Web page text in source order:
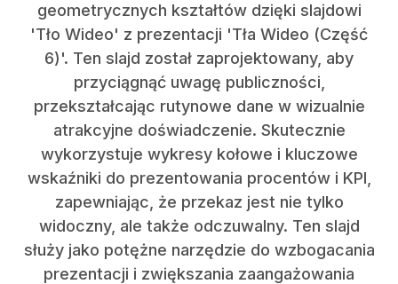
geometrycznych kształtów dzięki slajdowi
'Tło Wideo' z prezentacji 'Tła Wideo (Część
6)'. Ten slajd został zaprojektowany, aby
przyciągnąć uwagę publiczności,
przekształcając rutynowe dane w wizualnie
atrakcyjne doświadczenie. Skutecznie
wykorzystuje wykresy kołowe i kluczowe
wskaźniki do prezentowania procentów i KPI,
zapewniając, że przekaz jest nie tylko
widoczny, ale także odczuwalny. Ten slajd
służy jako potężne narzędzie do wzbogacania
prezentacji i zwiększania zaangażowania